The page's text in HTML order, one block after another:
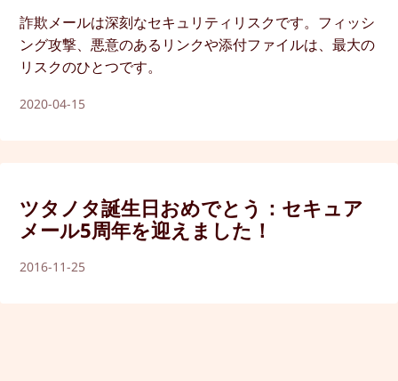
詐欺メールは深刻なセキュリティリスクです。フィッシ
ング攻撃、悪意のあるリンクや添付ファイルは、最大の
リスクのひとつです。
2020-04-15
ツタノタ誕生日おめでとう：セキュア
メール5周年を迎えました！
2016-11-25